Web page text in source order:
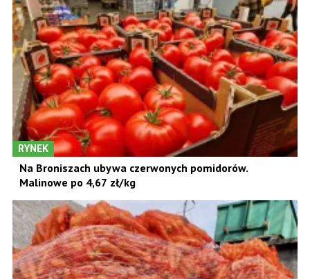
RYNEK
Na Broniszach ubywa czerwonych pomidorów.
Malinowe po 4,67 zł/kg